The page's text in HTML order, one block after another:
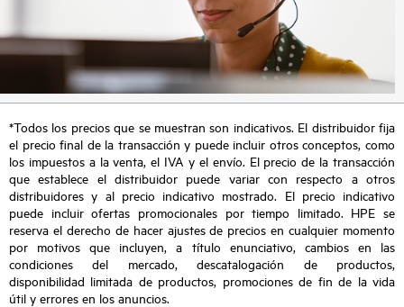
*Todos los precios que se muestran son indicativos. El distribuidor fija
el precio final de la transacción y puede incluir otros conceptos, como
los impuestos a la venta, el IVA y el envío. El precio de la transacción
que establece el distribuidor puede variar con respecto a otros
distribuidores y al precio indicativo mostrado. El precio indicativo
puede incluir ofertas promocionales por tiempo limitado. HPE se
reserva el derecho de hacer ajustes de precios en cualquier momento
por motivos que incluyen, a título enunciativo, cambios en las
condiciones del mercado, descatalogación de productos,
disponibilidad limitada de productos, promociones de fin de la vida
útil y errores en los anuncios.